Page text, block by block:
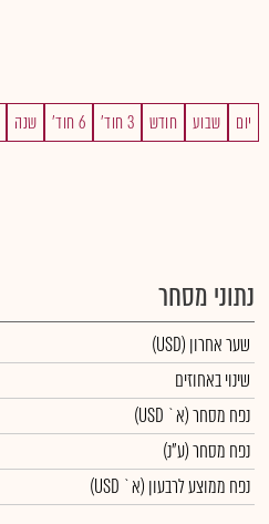
יום שבוע חודש 3 חוד' 6 חוד' שנה
נתוני מסחר
שער אחרון (USD)
שינוי באחוזים
נפח מסחר(א` USD)
נפח מסחר(ע"נ)
נפח ממוצע לרבעון (א` USD)